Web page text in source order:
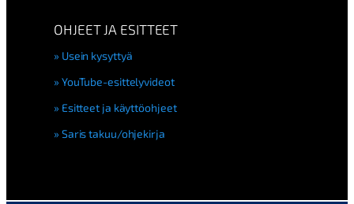
OHJEET JA ESITTEET
Usein kysyttyä
YouTube-esittelyvideot
Esitteet ja käyttöohjeet
Saris takuu/ohjekirja